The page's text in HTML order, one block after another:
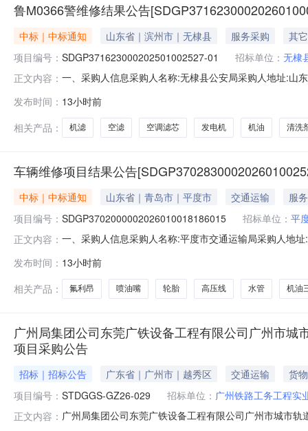
鲁M0366警维修结果公告
中标｜中标通知 山东省｜滨州市｜无棣县 服务采购
其它
项目编号： SDGP371623000202501002527-01 招标单位： 无棣
正文内容： 一、采购人信息采购人名称:无棣县公安局采购人地址:山
目名称:鲁M0366警维修框架协议合同授予阶段项目编号
发布时间： 13小时前
相关产品：
机滤 空滤 空调滤芯 发电机 机油 清洗
车辆维修项目结果公告
中标｜中标通知 山东省｜青岛市｜平度市 交通运输
服务
项目编号： SDGP3702000002026010018186015 招标单位： 平
正文内容： 一、采购人信息采购人名称:平度市交通运输局采购人地
称:车辆维修项目框架协议合同授予阶段项目编号
发布时间： 13小时前
相关产品：
氟利昂 喷油嘴 轮胎 高压线 水管 机油
广州局集团公司东莞广铁设备工程有限公司广州市
项目采购公告
招标｜招标公告 广东省｜广州市｜越秀区 交通运输
货物
项目编号： STDGGS-GZ26-029 招标单位： 广州铁路工务工程实
正文内容： 广州局集团公司东莞广铁设备工程有限公司广州市城市